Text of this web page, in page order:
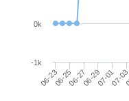
樣率
06-2306-2506-2706-2907-0107-03
-1k
0k